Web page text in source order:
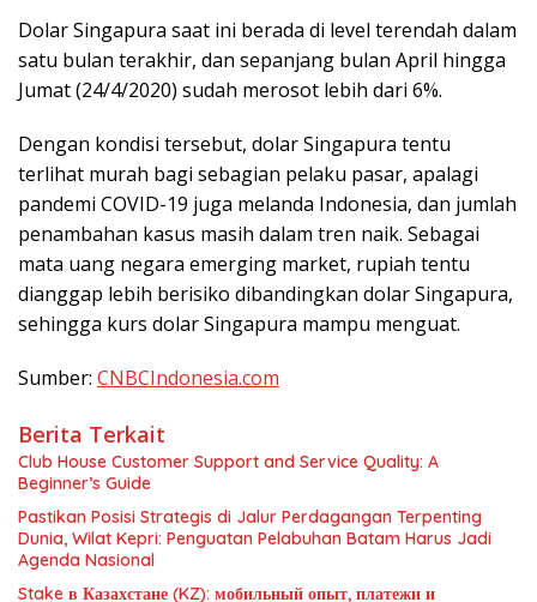
Dolar Singapura saat ini berada di level terendah dalam
satu bulan terakhir, dan sepanjang bulan April hingga
Jumat (24/4/2020) sudah merosot lebih dari 6%.
Dengan kondisi tersebut, dolar Singapura tentu
terlihat murah bagi sebagian pelaku pasar, apalagi
pandemi COVID-19 juga melanda Indonesia, dan jumlah
penambahan kasus masih dalam tren naik. Sebagai
mata uang negara emerging market, rupiah tentu
dianggap lebih berisiko dibandingkan dolar Singapura,
sehingga kurs dolar Singapura mampu menguat.
Sumber: CNBCIndonesia.com
Berita Terkait
Club House Customer Support and Service Quality: A
Beginner’s Guide
Pastikan Posisi Strategis di Jalur Perdagangan Terpenting
Dunia, Wilat Kepri: Penguatan Pelabuhan Batam Harus Jadi
Agenda Nasional
Stake в Казахстане (KZ): мобильный опыт, платежи и